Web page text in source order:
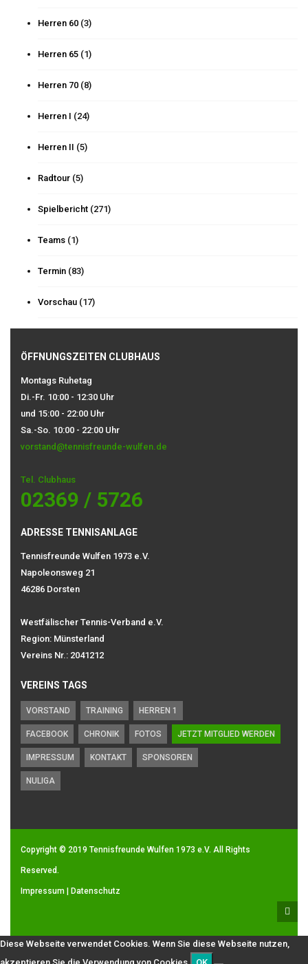
Herren 60 (3)
Herren 65 (1)
Herren 70 (8)
Herren I (24)
Herren II (5)
Radtour (5)
Spielbericht (271)
Teams (1)
Termin (83)
Vorschau (17)
ÖFFNUNGSZEITEN CLUBHAUS
Montags Ruhetag
Di.-Fr. 10:00 - 12:30 Uhr
und 15:00 - 22:00 Uhr
Sa.-So. 10:00 - 22:00 Uhr
vorstand@tennisfreunde-wulfen.de
Tel. Clubhaus
02369 / 5726
ADRESSE TENNISANLAGE
Tennisfreunde Wulfen 1973 e.V.
Napoleonsweg 21
46286 Dorsten
Westfälischer Tennis-Verband e.V.
Region: Münsterland
Vereins Nr.: 2041212
VEREINS TAGS
VORSTAND TRAINING HERREN 1
FACEBOOK CHRONIK FOTOS JETZT MITGLIED WERDEN
IMPRESSUM KONTAKT SPONSOREN
NULIGA
Copyright © 2019 Tennisfreunde Wulfen 1973 e.V. All Rights
Reserved.
Impressum Datenschutz
Diese Webseite verwendet Cookies. Wenn Sie diese Webseite nutzen,